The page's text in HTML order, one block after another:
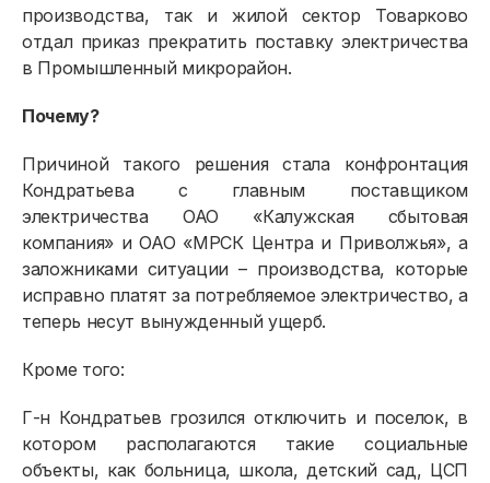
производства, так и жилой сектор Товарково
отдал приказ прекратить поставку электричества
в Промышленный микрорайон.
Почему?
Причиной такого решения стала конфронтация
Кондратьева с главным поставщиком
электричества ОАО «Калужская сбытовая
компания» и ОАО «МРСК Центра и Приволжья», а
заложниками ситуации – производства, которые
исправно платят за потребляемое электричество, а
теперь несут вынужденный ущерб.
Кроме того:
Г-н Кондратьев грозился отключить и поселок, в
котором располагаются такие социальные
объекты, как больница, школа, детский сад, ЦСП